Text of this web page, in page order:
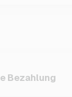
Bezahlung